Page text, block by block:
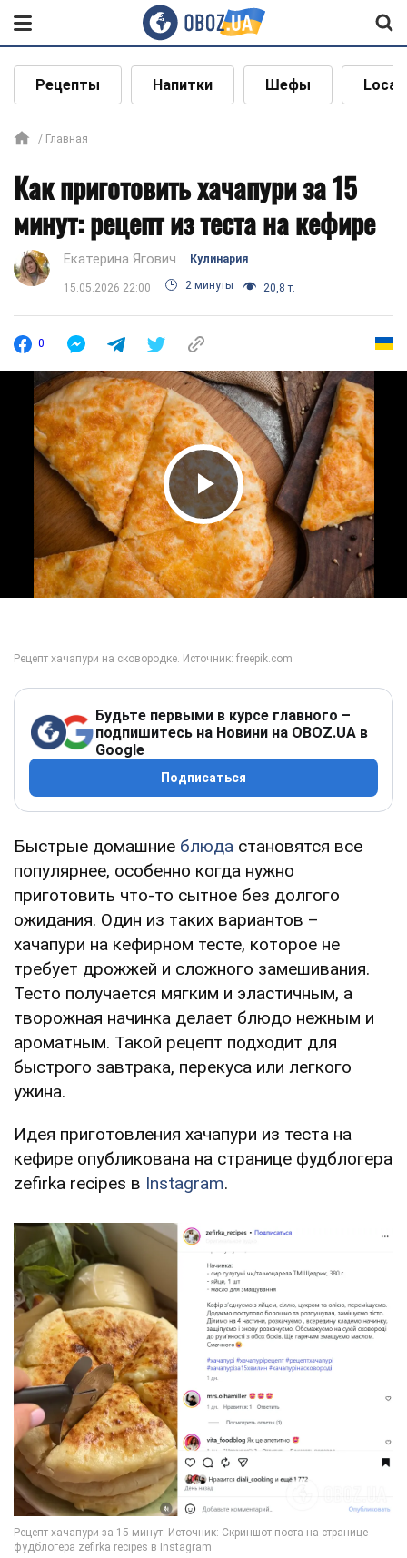
Рецепты Напитки Шефы Local
Главная
Как приготовить хачапури за 15
минут: рецепт из теста на кефире
Екатерина Ягович Кулинария
15.05.2026 22:00 2 минуты 20,8 т.
0
Play Video
Будьте первыми в курсе главного –
подпишитесь на Новини на OBOZ.UA в
Google
Подписаться
Быстрые домашние блюда становятся все
популярнее, особенно когда нужно
приготовить что-то сытное без долгого
ожидания. Один из таких вариантов –
хачапури на кефирном тесте, которое не
требует дрожжей и сложного замешивания.
Тесто получается мягким и эластичным, а
творожная начинка делает блюдо нежным и
ароматным. Такой рецепт подходит для
быстрого завтрака, перекуса или легкого
ужина.
Идея приготовления хачапури из теста на
кефире опубликована на странице фудблогера
zefirka recipes в Instagram.